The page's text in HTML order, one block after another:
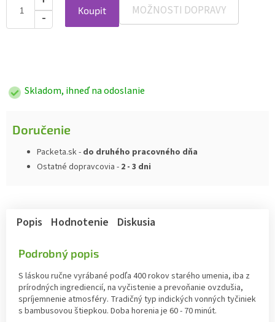
Koupit MOŽNOSTI DOPRAVY
Skladom, ihneď na odoslanie
Doručenie
Packeta.sk - do druhého pracovného dňa
Ostatné dopravcovia - 2 - 3 dni
Popis Hodnotenie Diskusia
Podrobný popis
S láskou ručne vyrábané podľa 400 rokov starého umenia, iba z
prírodných ingrediencií, na vyčistenie a prevoňanie ovzdušia,
spríjemnenie atmosféry. Tradičný typ indických vonných tyčiniek
s bambusovou štiepkou. Doba horenia je 60 - 70 minút.